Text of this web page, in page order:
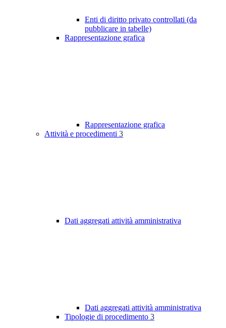
Enti di diritto privato controllati (da
pubblicare in tabelle)
Rappresentazione grafica
Rappresentazione grafica
Attività e procedimenti 3
Dati aggregati attività amministrativa
Dati aggregati attività amministrativa
Tipologie di procedimento 3